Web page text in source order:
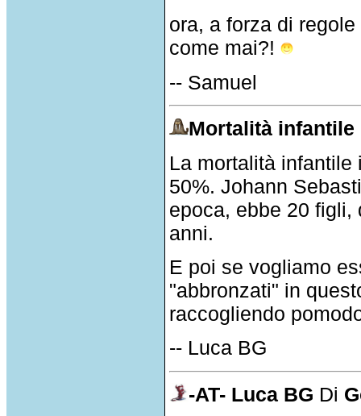
ora, a forza di
come mai?!
-- Samuel
Mortalità infantile
La mortalità
50%. Johann
epoca, ebbe 20 figli,
anni.
E poi se vogliamo
"abbronzati" in
raccogliendo
-- Luca BG
-AT- Luca BG Di